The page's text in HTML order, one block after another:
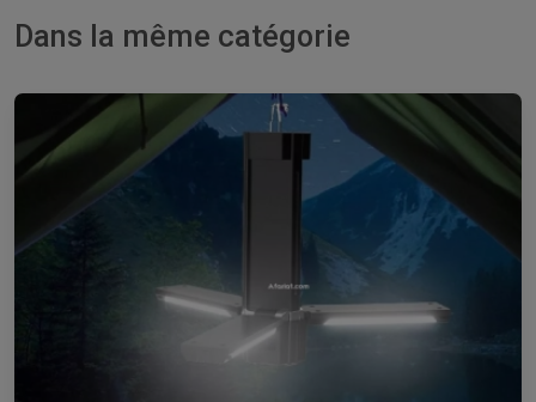
Dans la même catégorie